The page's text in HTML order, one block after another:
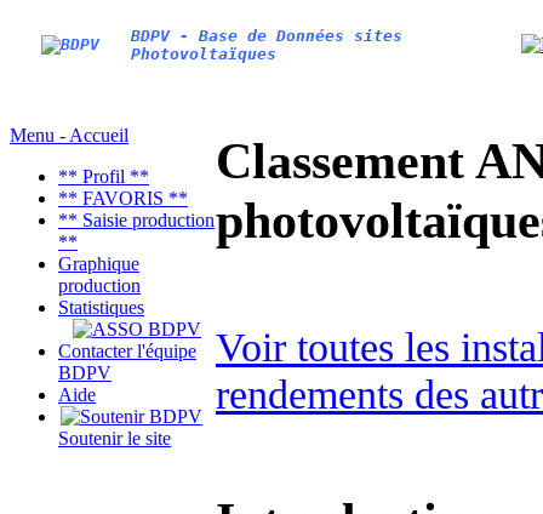
BDPV - Base de Données sites
Photovoltaïques
Menu - Accueil
** Profil **
** FAVORIS **
** Saisie production
**
Graphique
production
Statistiques
Contacter l'équipe
BDPV
Aide
Soutenir le site
Classement
Voir toutes les
rendements des